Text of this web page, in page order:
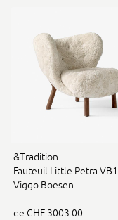
&Tradition
Fauteuil Little Petra
Viggo Boesen
de CHF 3003.00